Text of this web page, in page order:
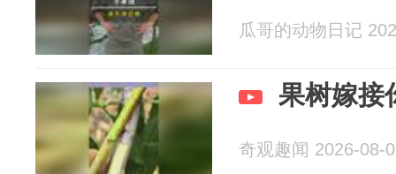
瓜哥的动物日记
果树嫁接
奇观趣闻 2026-08-